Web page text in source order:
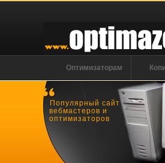
Оптимизаторам
Популярный сайт
вебмастеров и
оптимизаторов